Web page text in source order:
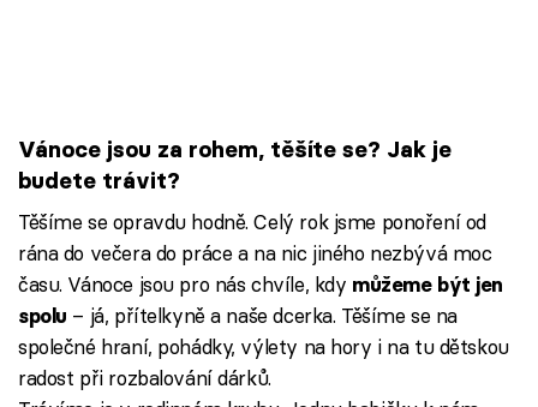
Vánoce jsou za rohem, těšíte se? Jak je
budete trávit?
Těšíme se opravdu hodně. Celý rok jsme ponoření od
rána do večera do práce a na nic jiného nezbývá moc
času. Vánoce jsou pro nás chvíle, kdy můžeme být jen
spolu – já, přítelkyně a naše dcerka. Těšíme se na
společné hraní, pohádky, výlety na hory i na tu dětskou
radost při rozbalování dárků.